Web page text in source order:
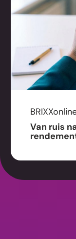
Van ruis